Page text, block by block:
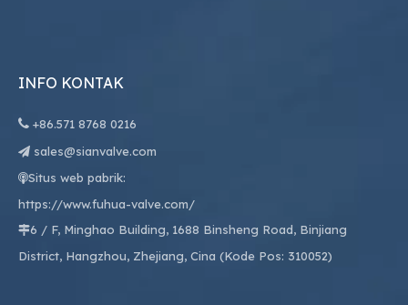
INFO KONTAK
 +86.571 8768 0216
 sales@sianvalve.com
Situs web pabrik:
https://www.fuhua-valve.com/
6 / F, Minghao Building, 1688 Binsheng Road, Binjiang
District, Hangzhou, Zhejiang, Cina (Kode Pos: 310052)